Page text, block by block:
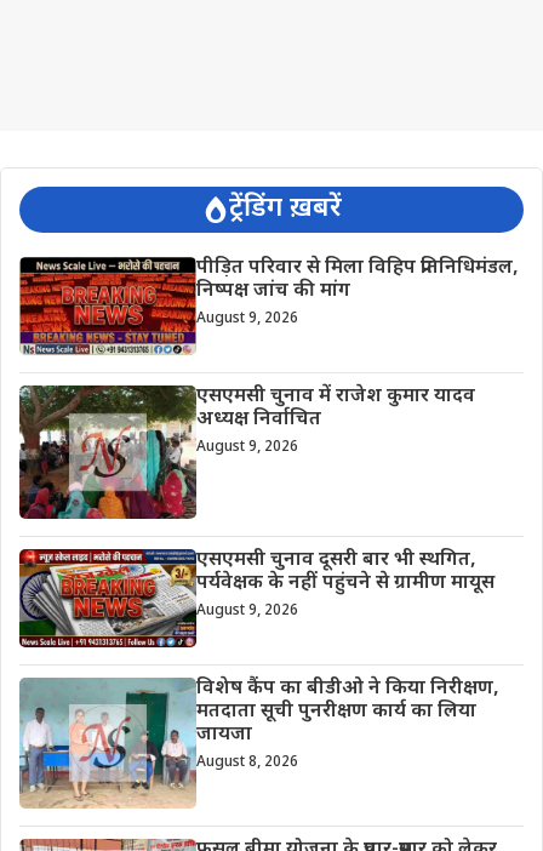
ट्रेंडिंग ख़बरें
पीड़ित परिवार से मिला विहिप प्रतिनिधिमंडल,
निष्पक्ष जांच की मांग
August 9, 2026
एसएमसी चुनाव में राजेश कुमार यादव
अध्यक्ष निर्वाचित
August 9, 2026
एसएमसी चुनाव दूसरी बार भी स्थगित,
पर्यवेक्षक के नहीं पहुंचने से ग्रामीण मायूस
August 9, 2026
विशेष कैंप का बीडीओ ने किया निरीक्षण,
मतदाता सूची पुनरीक्षण कार्य का लिया
जायजा
August 8, 2026